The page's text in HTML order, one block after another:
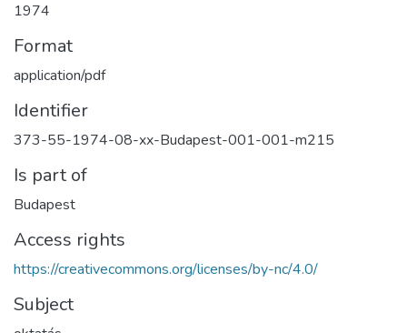
1974
Format
application/pdf
Identifier
373-55-1974-08-xx-Budapest-001-001-m215
Is part of
Budapest
Access rights
https://creativecommons.org/licenses/by-nc/4.0/
Subject